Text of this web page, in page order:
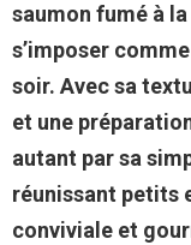
saumon fumé à
s’imposer
soir. Avec sa
et une
autant par sa
réunissant petits
conviviale et